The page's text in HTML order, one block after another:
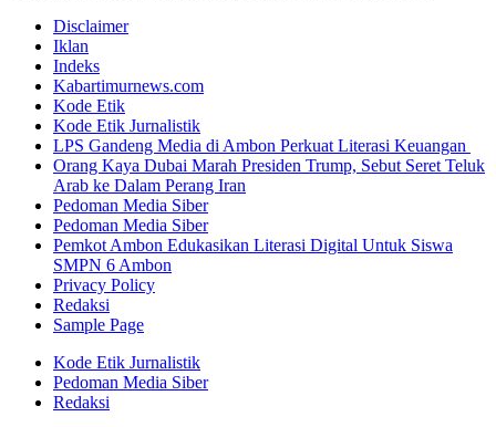
Disclaimer
Iklan
Indeks
Kabartimurnews.com
Kode Etik
Kode Etik Jurnalistik
LPS Gandeng Media di Ambon Perkuat Literasi Keuangan
Orang Kaya Dubai Marah Presiden Trump, Sebut Seret Teluk
Arab ke Dalam Perang Iran
Pedoman Media Siber
Pedoman Media Siber
Pemkot Ambon Edukasikan Literasi Digital Untuk Siswa
SMPN 6 Ambon
Privacy Policy
Redaksi
Sample Page
Kode Etik Jurnalistik
Pedoman Media Siber
Redaksi